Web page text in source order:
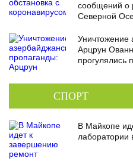
сообщений о
Северной
Уничтожение
Арцрун
прогулялись
СПОРТ
В Майкопе
лаборатории